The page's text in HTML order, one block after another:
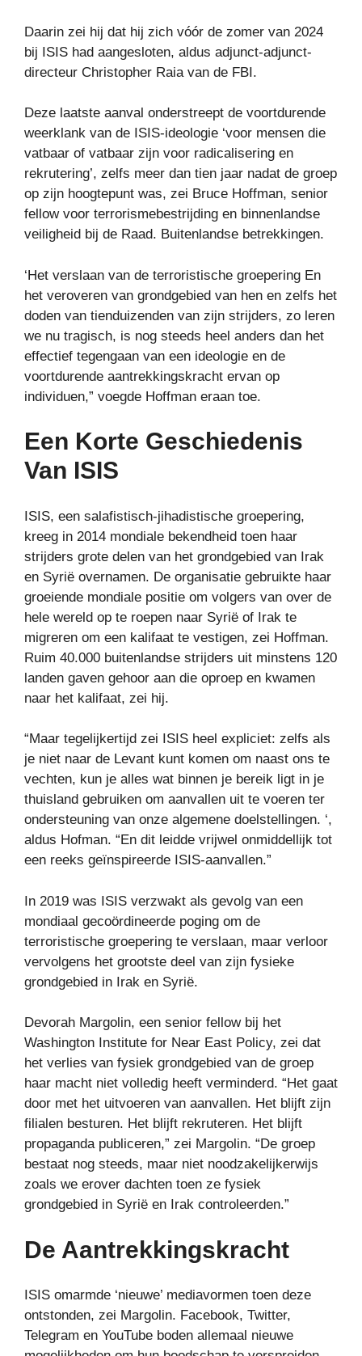
Daarin zei hij dat hij zich vóór de zomer van 2024
bij ISIS had aangesloten, aldus adjunct-adjunct-
directeur Christopher Raia van de FBI.
Deze laatste aanval onderstreept de voortdurende
weerklank van de ISIS-ideologie ‘voor mensen die
vatbaar of vatbaar zijn voor radicalisering en
rekrutering’, zelfs meer dan tien jaar nadat de groep
op zijn hoogtepunt was, zei Bruce Hoffman, senior
fellow voor terrorismebestrijding en binnenlandse
veiligheid bij de Raad. Buitenlandse betrekkingen.
‘Het verslaan van de terroristische groepering En
het veroveren van grondgebied van hen en zelfs het
doden van tienduizenden van zijn strijders, zo leren
we nu tragisch, is nog steeds heel anders dan het
effectief tegengaan van een ideologie en de
voortdurende aantrekkingskracht ervan op
individuen,” voegde Hoffman eraan toe.
Een Korte Geschiedenis
Van ISIS
ISIS, een salafistisch-jihadistische groepering,
kreeg in 2014 mondiale bekendheid toen haar
strijders grote delen van het grondgebied van Irak
en Syrië overnamen. De organisatie gebruikte haar
groeiende mondiale positie om volgers van over de
hele wereld op te roepen naar Syrië of Irak te
migreren om een ​​kalifaat te vestigen, zei Hoffman.
Ruim 40.000 buitenlandse strijders uit minstens 120
landen gaven gehoor aan die oproep en kwamen
naar het kalifaat, zei hij.
“Maar tegelijkertijd zei ISIS heel expliciet: zelfs als
je niet naar de Levant kunt komen om naast ons te
vechten, kun je alles wat binnen je bereik ligt in je
thuisland gebruiken om aanvallen uit te voeren ter
ondersteuning van onze algemene doelstellingen. ‘,
aldus Hofman. “En dit leidde vrijwel onmiddellijk tot
een reeks geïnspireerde ISIS-aanvallen.”
In 2019 was ISIS verzwakt als gevolg van een
mondiaal gecoördineerde poging om de
terroristische groepering te verslaan, maar verloor
vervolgens het grootste deel van zijn fysieke
grondgebied in Irak en Syrië.
Devorah Margolin, een senior fellow bij het
Washington Institute for Near East Policy, zei dat
het verlies van fysiek grondgebied van de groep
haar macht niet volledig heeft verminderd. “Het gaat
door met het uitvoeren van aanvallen. Het blijft zijn
filialen besturen. Het blijft rekruteren. Het blijft
propaganda publiceren,” zei Margolin. “De groep
bestaat nog steeds, maar niet noodzakelijkerwijs
zoals we erover dachten toen ze fysiek
grondgebied in Syrië en Irak controleerden.”
De Aantrekkingskracht
ISIS omarmde ‘nieuwe’ mediavormen toen deze
ontstonden, zei Margolin. Facebook, Twitter,
Telegram en YouTube boden allemaal nieuwe